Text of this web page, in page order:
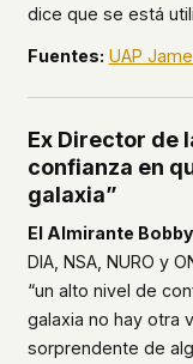
dice que se está
Fuentes: UAP
Ex Director de
confianza en
galaxia”
El Almirante
DIA, NSA, NURO y
“un alto nivel de
galaxia no hay otra
sorprendente de